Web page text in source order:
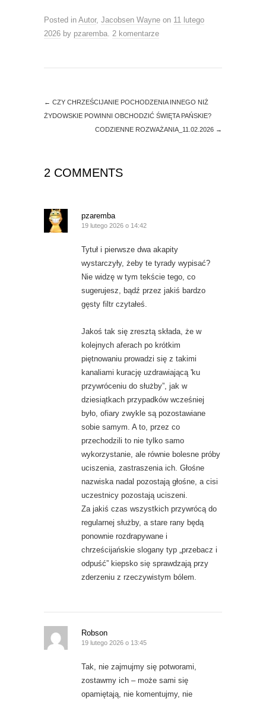
w
n
)
w
w
i
w
Posted in Autor, Jacobsen Wayne on 11 lutego
2026 by pzaremba 2 komentarze
← CZY CHRZEŚCIJANIE POCHODZENIA INNEGO NIŻ
ŻYDOWSKIE POWINNI OBCHODZIĆ ŚWIĘTA PAŃSKIE?
CODZIENNE ROZWAŻANIA_11.02.2026 →
2 COMMENTS
pzaremba
19 lutego 2026 o 14:42
Tytuł i pierwsze dwa akapity
wystarczyły, żeby te tyrady wypisać?
Nie widzę w tym tekście tego, co
sugerujesz, bądź przez jakiś bardzo
gęsty filtr czytałeś.
Jakoś tak się zresztą składa, że w
kolejnych aferach po krótkim
piętnowaniu prowadzi się z takimi
kanaliami kurację uzdrawiającą 'ku
przywróceniu do służby”, jak w
dziesiątkach przypadków wcześniej
było, ofiary zwykle są pozostawiane
sobie samym. A to, przez co
przechodzili to nie tylko samo
wykorzystanie, ale równie bolesne próby
uciszenia, zastraszenia ich. Głośne
nazwiska nadal pozostają głośne, a cisi
uczestnicy pozostają uciszeni.
Za jakiś czas wszystkich przywrócą do
regularnej służby, a stare rany będą
ponownie rozdrapywane i
chrześcijańskie slogany typ „przebacz i
odpuść” kiepsko się sprawdzają przy
zderzeniu z rzeczywistym bólem.
Robson
19 lutego 2026 o 13:45
Tak, nie zajmujmy się potworami,
zostawmy ich – może sami się
opamiętają, nie komentujmy, nie